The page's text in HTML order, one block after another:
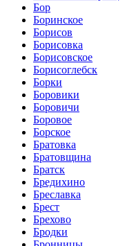
Бор
Боринское
Борисов
Борисовка
Борисовское
Борисоглебск
Борки
Боровики
Боровичи
Боровое
Борское
Братовка
Братовщина
Братск
Бредихино
Бреславка
Брест
Брехово
Бродки